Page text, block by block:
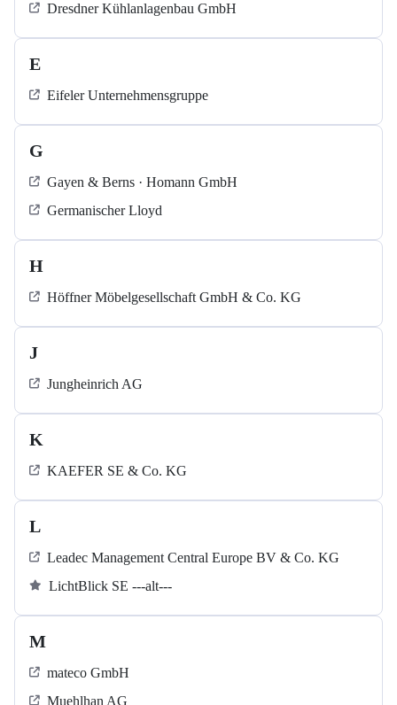
Dresdner Kühlanlagenbau GmbH
E
Eifeler Unternehmensgruppe
G
Gayen & Berns · Homann GmbH
Germanischer Lloyd
H
Höffner Möbelgesellschaft GmbH & Co. KG
J
Jungheinrich AG
K
KAEFER SE & Co. KG
L
Leadec Management Central Europe BV & Co. KG
LichtBlick SE ---alt---
M
mateco GmbH
Muehlhan AG